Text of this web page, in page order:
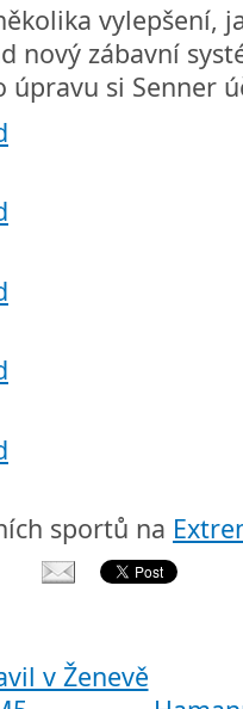
vylepšení,
nový zábavní
úpravu si Senner
sportů na